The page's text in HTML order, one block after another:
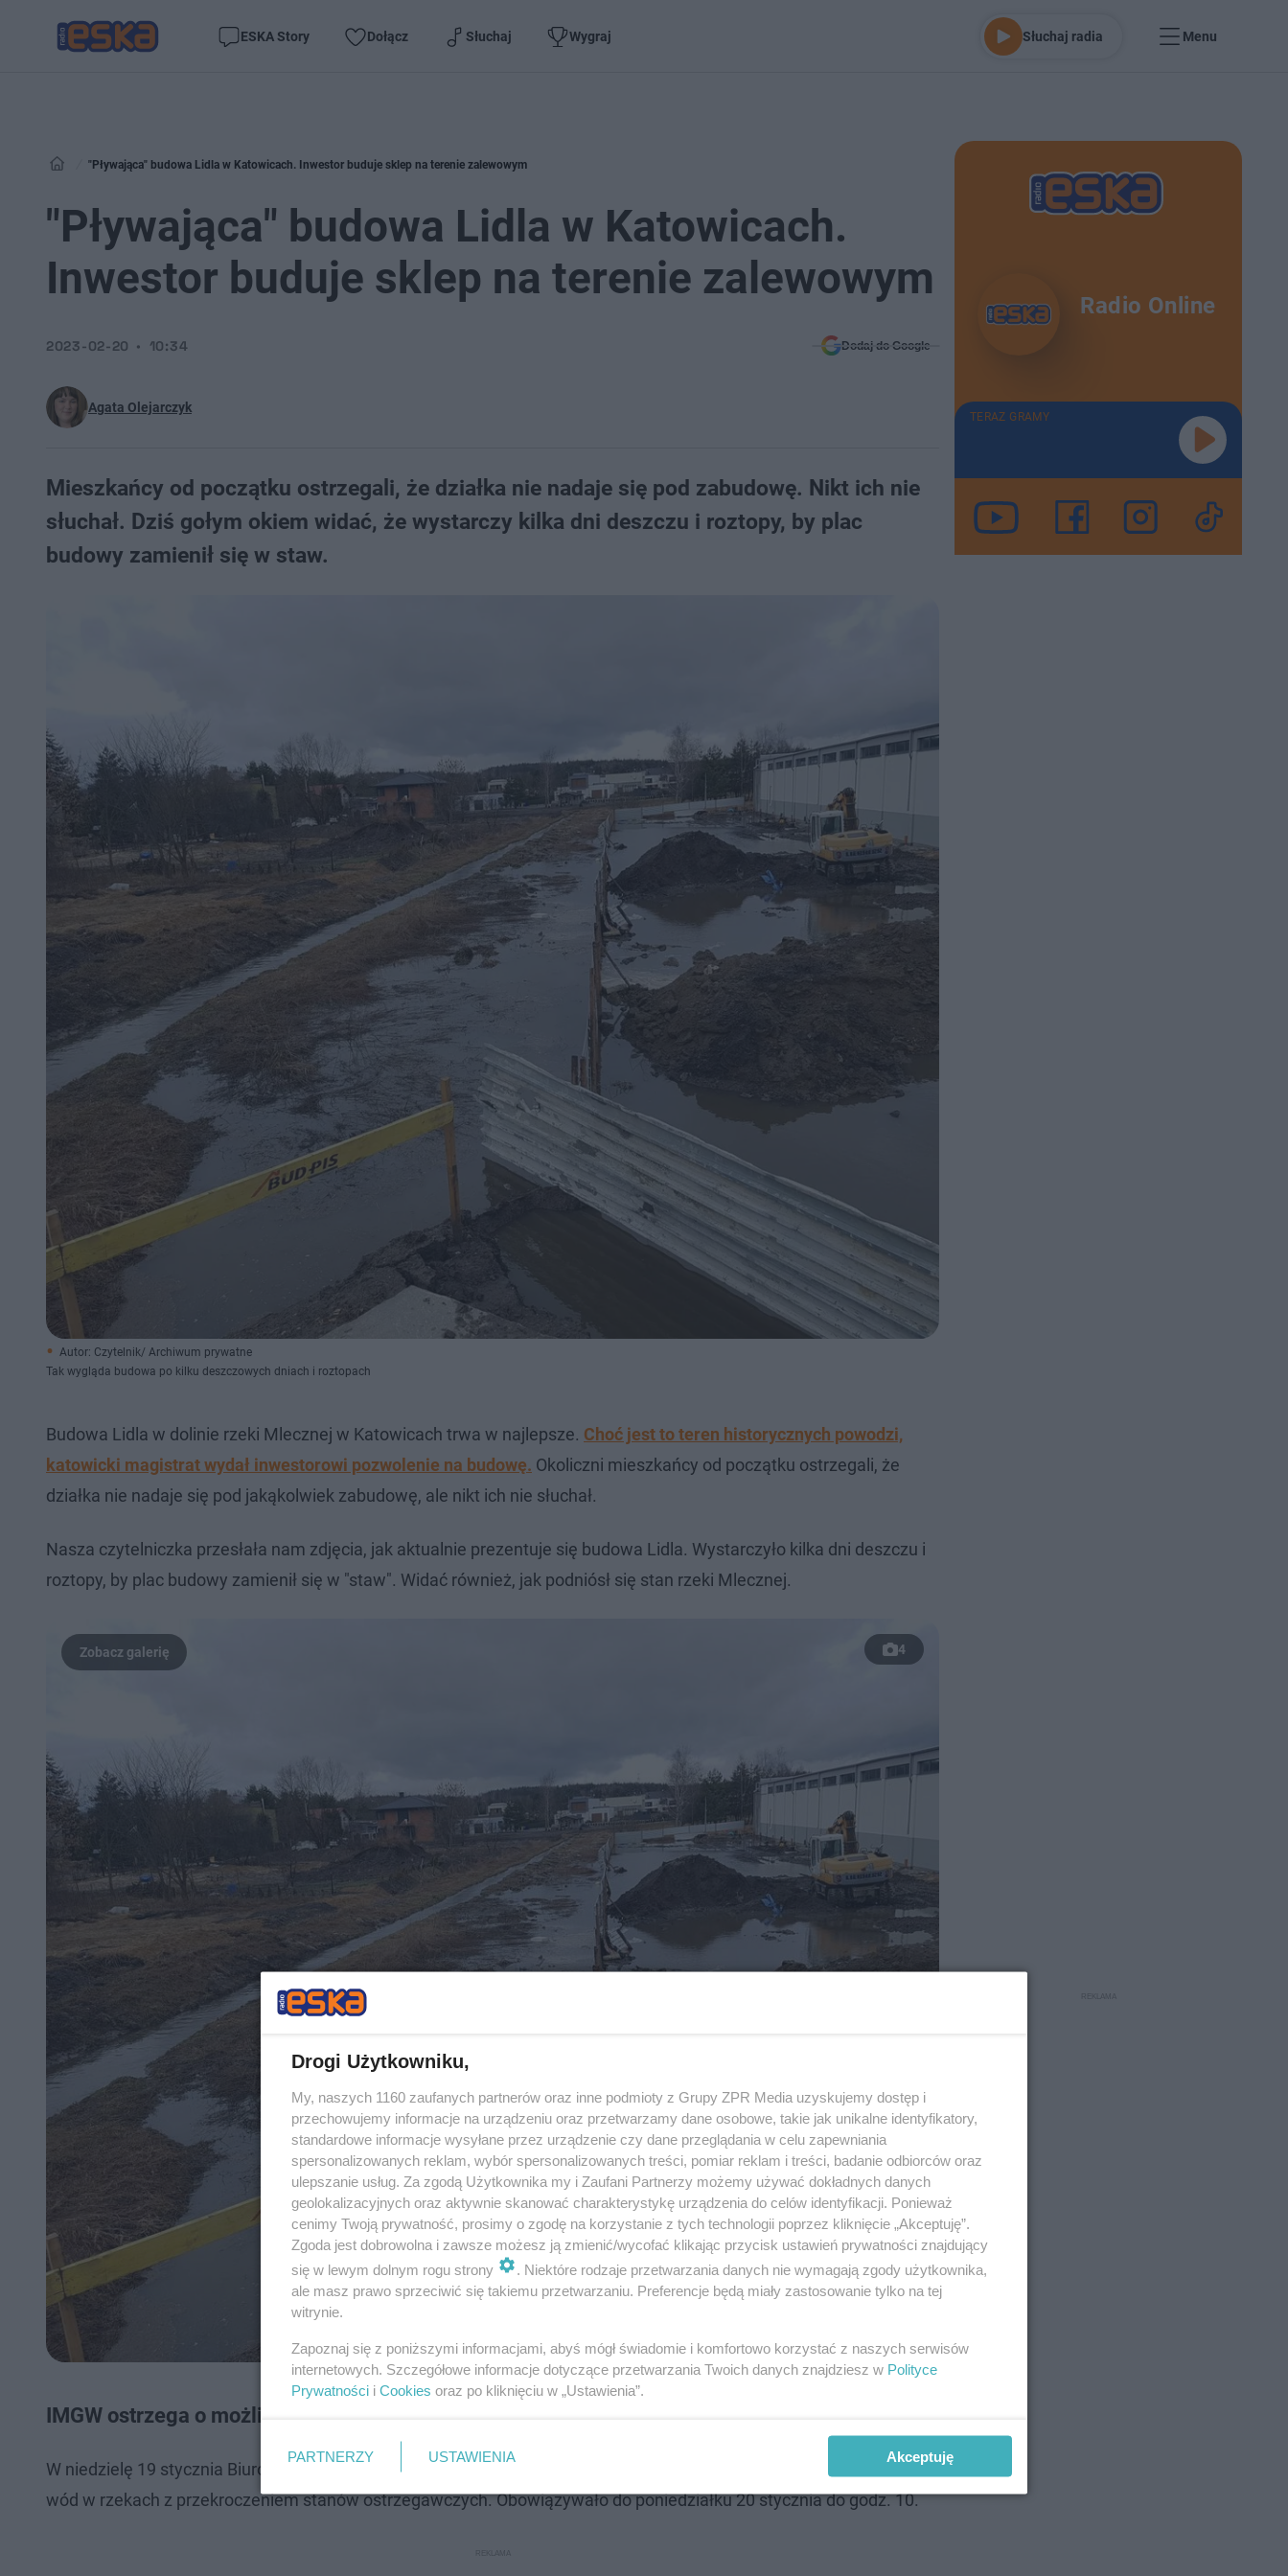
ESKA Story Dołącz Słuchaj Wygraj Słuchaj radia Menu
"Pływająca" budowa Lidla w Katowicach. Inwestor buduje sklep na terenie zalewowym
"Pływająca" budowa Lidla w Katowicach.
Inwestor buduje sklep na terenie zalewowym
Agata Olejarczyk
2023-02-20 10:34 Dodaj do Google
Mieszkańcy od początku ostrzegali, że działka nie nadaje się pod zabudowę. Nikt ich nie
słuchał. Dziś gołym okiem widać, że wystarczy kilka dni deszczu i roztopy, by plac
budowy zamienił się w staw.
Autor: Czytelnik/ Archiwum prywatne
Tak wygląda budowa po kilku deszczowych dniach i roztopach
Budowa Lidla w dolinie rzeki Mlecznej w Katowicach trwa w najlepsze. Choć jest to teren historycznych powodzi,
katowicki magistrat wydał inwestorowi pozwolenie na budowę. Okoliczni mieszkańcy od początku ostrzegali, że
działka nie nadaje się pod jakąkolwiek zabudowę, ale nikt ich nie słuchał.
Nasza czytelniczka przesłała nam zdjęcia, jak aktualnie prezentuje się budowa Lidla. Wystarczyło kilka dni deszczu i
roztopy, by plac budowy zamienił się w "staw". Widać również, jak podniósł się stan rzeki Mlecznej.
4
IMGW ostrzega o możliwych wezbraniach wód. Alarm dla rzeki Mlecznej
W niedzielę 19 stycznia Biuro Prognoz Hydrologicznych w Krakowie wydało ostrzeżenie o możliwych wezbraniach
wód w rzekach z przekroczeniem stanów ostrzegawczych. Obowiązywało do poniedziałku 20 stycznia do godz. 10.
Radio Online
TERAZ GRAMY
Drogi Użytkowniku,
My, naszych 1160 zaufanych partnerów oraz inne podmioty z Grupy ZPR Media uzyskujemy dostęp i
przechowujemy informacje na urządzeniu oraz przetwarzamy dane osobowe, takie jak unikalne identyfikatory,
standardowe informacje wysyłane przez urządzenie czy dane przeglądania w celu zapewniania
spersonalizowanych reklam, wybór spersonalizowanych treści, pomiar reklam i treści, badanie odbiorców oraz
ulepszanie usług. Za zgodą Użytkownika my i Zaufani Partnerzy możemy używać dokładnych danych
geolokalizacyjnych oraz aktywnie skanować charakterystykę urządzenia do celów identyfikacji. Ponieważ
cenimy Twoją prywatność, prosimy o zgodę na korzystanie z tych technologii poprzez kliknięcie „Akceptuję”.
Zgoda jest dobrowolna i zawsze możesz ją zmienić/wycofać klikając przycisk ustawień prywatności znajdujący
się w lewym dolnym rogu strony
. Niektóre rodzaje przetwarzania danych nie wymagają zgody użytkownika,
ale masz prawo sprzeciwić się takiemu przetwarzaniu. Preferencje będą miały zastosowanie tylko na tej
witrynie.
Zapoznaj się z poniższymi informacjami, abyś mógł świadomie i komfortowo korzystać z naszych serwisów
internetowych. Szczegółowe informacje dotyczące przetwarzania Twoich danych znajdziesz w Polityce
Prywatności i Cookies oraz po kliknięciu w „Ustawienia”.
PARTNERZY USTAWIENIA Akceptuję